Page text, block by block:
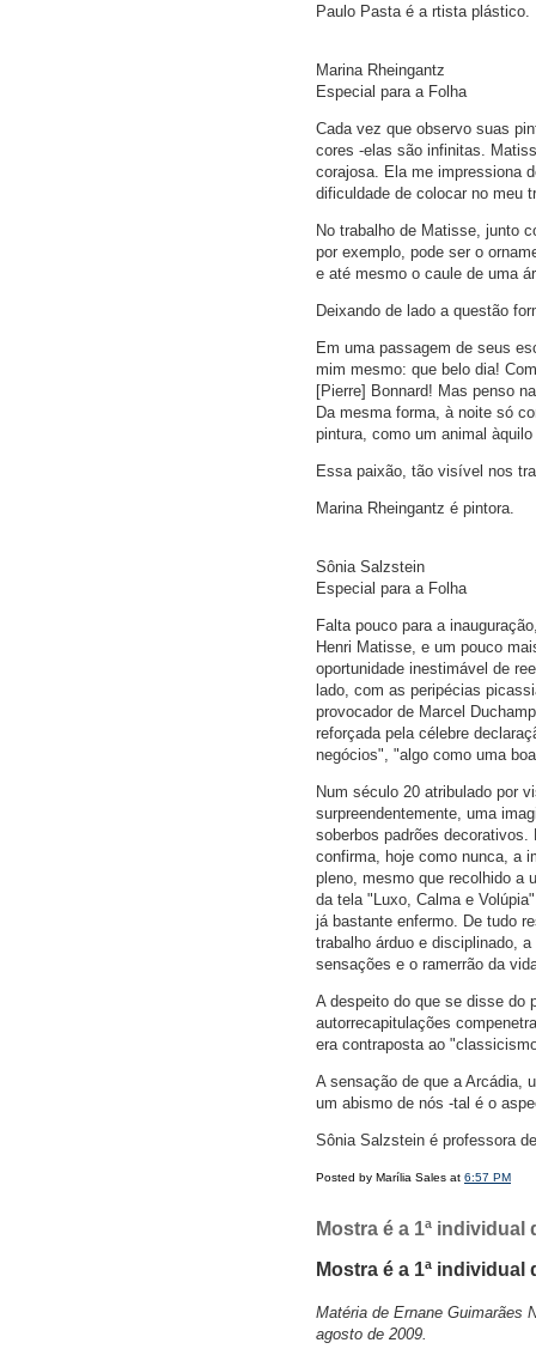
Paulo Pasta é a rtista plástico.
Marina Rheingantz
Especial para a Folha
Cada vez que observo suas
cores -elas são infinitas.
corajosa. Ela me impressiona
dificuldade de colocar no meu
No trabalho de Matisse, junto
por exemplo, pode ser o
e até mesmo o caule de uma
Deixando de lado a questão
Em uma passagem de seus
mim mesmo: que belo dia!
[Pierre] Bonnard! Mas penso
Da mesma forma, à noite só
pintura, como um animal
Essa paixão, tão visível nos
Marina Rheingantz é pintora.
Sônia Salzstein
Especial para a Folha
Falta pouco para a
Henri Matisse, e um pouco
oportunidade inestimável de
lado, com as peripécias
provocador de Marcel
reforçada pela célebre
negócios", "algo como uma
Num século 20 atribulado por
surpreendentemente, uma
soberbos padrões
confirma, hoje como nunca, a
pleno, mesmo que recolhido a
da tela "Luxo, Calma e
já bastante enfermo. De tudo
trabalho árduo e disciplinado,
sensações e o ramerrão da
A despeito do que se disse do
autorrecapitulações
era contraposta ao
A sensação de que a Arcádia,
um abismo de nós -tal é o
Sônia Salzstein é professora
Posted by Marília Sales at 6:57 PM
Mostra é a 1ª
Mostra é a 1ª
Matéria de Ernane Guimarães
agosto de 2009.